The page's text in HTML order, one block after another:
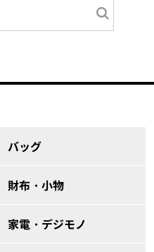
バッグ
財布・小物
家電・デジモノ